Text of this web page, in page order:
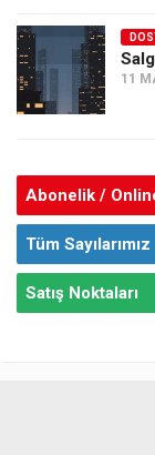
11
Abonelik /
Tüm Sayılarımız
Satış Noktaları